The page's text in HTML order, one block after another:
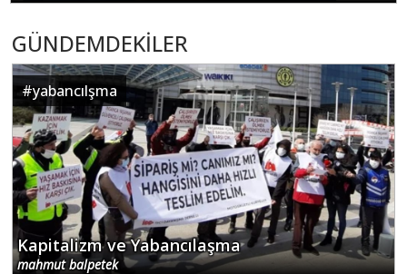
GÜNDEMDEKİLER
#yabancılşma
Kapitalizm ve Yabancılaşma
mahmut balpetek